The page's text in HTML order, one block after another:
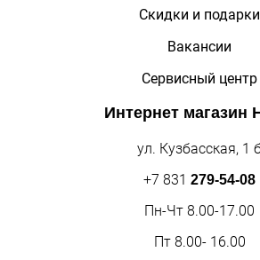
Скидки и подарки
Вакансии
Сервисный центр
Интернет магазин
ул. Кузбасская, 1
+7 831 279-54-08
Пн-Чт 8.00-17.00
Пт 8.00- 16.00